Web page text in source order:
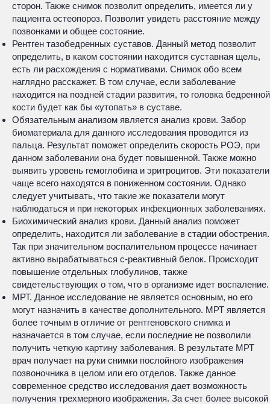
сторон. Также снимок позволит определить, имеется ли у
пациента остеопороз. Позволит увидеть расстояние между
позвонками и общее состояние.
Рентген тазобедренных суставов. Данный метод позволит
определить, в каком состоянии находится суставная щель,
есть ли расхождения с нормативами. Снимок обо всем
наглядно расскажет. В том случае, если заболевание
находится на поздней стадии развития, то головка бедренной
кости будет как бы «утопать» в суставе.
Обязательным анализом является анализ крови. Забор
биоматериала для данного исследования проводится из
пальца. Результат поможет определить скорость РОЭ, при
данном заболевании она будет повышенной. Также можно
выявить уровень гемоглобина и эритроцитов. Эти показатели
чаще всего находятся в пониженном состоянии. Однако
следует учитывать, что такие же показатели могут
наблюдаться и при некоторых инфекционных заболеваниях.
Биохимический анализ крови. Данный анализ поможет
определить, находится ли заболевание в стадии обострения.
Так при значительном воспалительном процессе начинает
активно вырабатываться с-реактивный белок. Происходит
повышение отдельных глобулинов, также
свидетельствующих о том, что в организме идет воспаление.
МРТ. Данное исследование не является основным, но его
могут назначить в качестве дополнительного. МРТ является
более точным в отличие от рентгеновского снимка и
назначается в том случае, если последние не позволили
получить четкую картину заболевания. В результате МРТ
врач получает на руки снимки послойного изображения
позвоночника в целом или его отделов. Также данное
современное средство исследования дает возможность
получения трехмерного изображения. За счет более высокой